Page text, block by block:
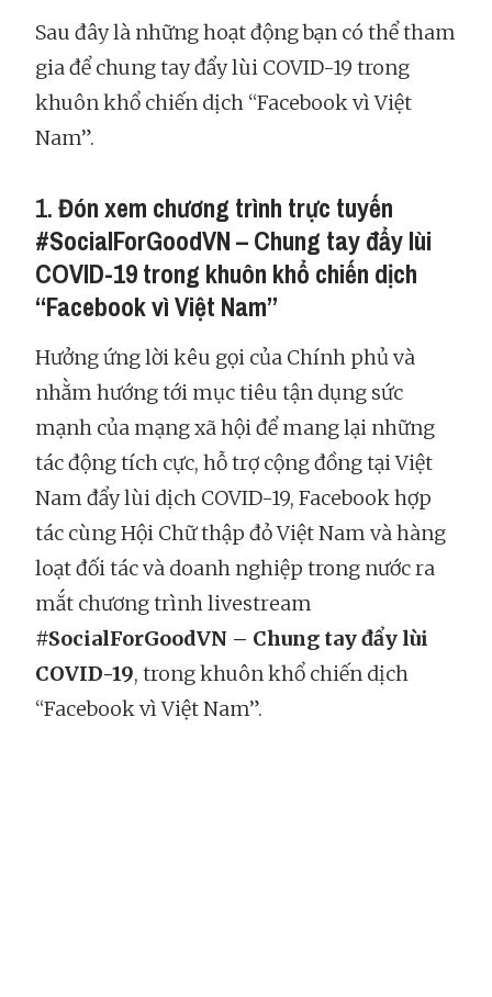
Sau đây là những hoạt động bạn có thể tham
gia để chung tay đẩy lùi COVID-19 trong
khuôn khổ chiến dịch “Facebook vì Việt
Nam”.
1.Đón xem chương trình trực tuyến
#SocialForGoodVN – Chung tay đẩy lùi
COVID-19 trong khuôn khổ chiến dịch
“Facebook vì Việt Nam”
Hưởng ứng lời kêu gọi của Chính phủ và
nhằm hướng tới mục tiêu tận dụng sức
mạnh của mạng xã hội để mang lại những
tác động tích cực, hỗ trợ cộng đồng tại Việt
Nam đẩy lùi dịch COVID-19, Facebook hợp
tác cùng Hội Chữ thập đỏ Việt Nam và hàng
loạt đối tác và doanh nghiệp trong nước ra
mắt chương trình livestream
#SocialForGoodVN – Chung tay đẩy lùi
COVID-19, trong khuôn khổ chiến dịch
“Facebook vì Việt Nam”.